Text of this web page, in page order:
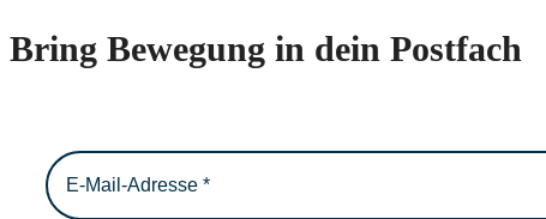
Bring Bewegung in dein Postfach